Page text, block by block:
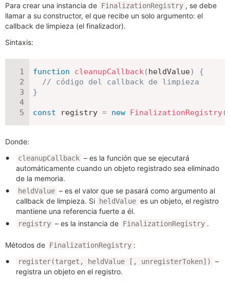
Para crear una instancia de FinalizationRegistry , se debe
llamar a su constructor, el que recibe un solo argumento: el
callback de limpieza (el finalizador).
Sintaxis:
function cleanupCallback(heldValue)
{
// código del callback de limpieza
}
const registry = new FinalizationRegistry(
Donde:
cleanupCallback – es la función que se ejecutará
automáticamente cuando un objeto registrado sea eliminado
de la memoria.
heldValue – es el valor que se pasará como argumento al
callback de limpieza. Si
heldValue es un objeto, el registro
mantiene una referencia fuerte a él.
registry – es la instancia de FinalizationRegistry .
Métodos de FinalizationRegistry :
register(target, heldValue [, unregisterToken])
–
registra un objeto en el registro.